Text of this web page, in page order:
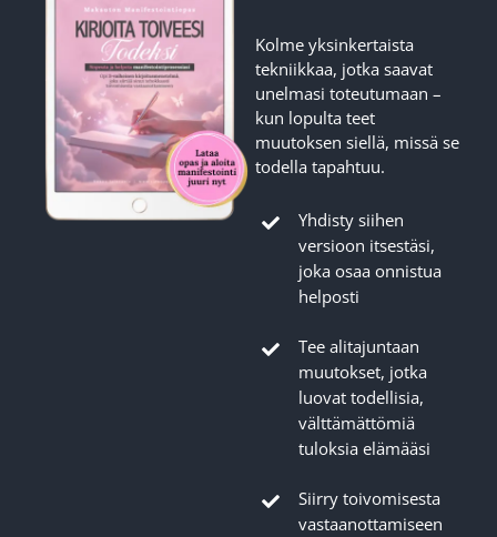
Kolme yksinkertaista
tekniikkaa, jotka saavat
unelmasi toteutumaan –
kun lopulta teet
muutoksen siellä, missä se
todella tapahtuu.
Yhdisty siihen
versioon itsestäsi,
joka osaa onnistua
helposti
Tee alitajuntaan
muutokset, jotka
luovat todellisia,
välttämättömiä
tuloksia elämääsi
Siirry toivomisesta
vastaanottamiseen